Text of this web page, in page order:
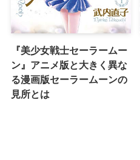
『美少女戦士セーラームー
ン』アニメ版と大きく異な
る漫画版セーラームーンの
見所とは